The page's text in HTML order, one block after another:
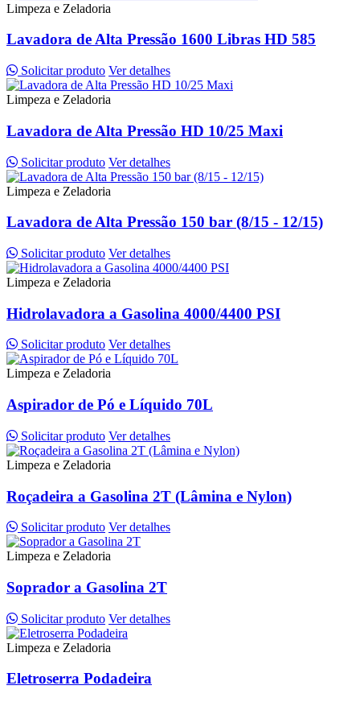
Limpeza e Zeladoria
Lavadora de Alta Pressão 1600 Libras HD 585
Solicitar produto Ver detalhes
Limpeza e Zeladoria
Lavadora de Alta Pressão HD 10/25 Maxi
Solicitar produto Ver detalhes
Limpeza e Zeladoria
Lavadora de Alta Pressão 150 bar (8/15 - 12/15)
Solicitar produto Ver detalhes
Limpeza e Zeladoria
Hidrolavadora a Gasolina 4000/4400 PSI
Solicitar produto Ver detalhes
Limpeza e Zeladoria
Aspirador de Pó e Líquido 70L
Solicitar produto Ver detalhes
Limpeza e Zeladoria
Roçadeira a Gasolina 2T (Lâmina e Nylon)
Solicitar produto Ver detalhes
Limpeza e Zeladoria
Soprador a Gasolina 2T
Solicitar produto Ver detalhes
Limpeza e Zeladoria
Eletroserra Podadeira